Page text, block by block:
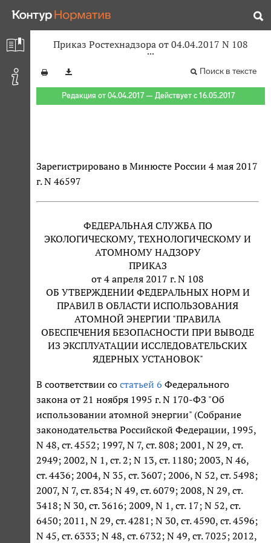
Приказ Ростехнадзора от 04.04.2017 N 108
Поиск в тексте
Редакция от 04.04.2017 — Действует с 16.05.2017
Зарегистрировано в Минюсте России 4 мая 2017
г. N 46597
ФЕДЕРАЛЬНАЯ СЛУЖБА ПО
ЭКОЛОГИЧЕСКОМУ, ТЕХНОЛОГИЧЕСКОМУ И
АТОМНОМУ НАДЗОРУ
ПРИКАЗ
от 4 апреля 2017 г. N 108
ОБ УТВЕРЖДЕНИИ ФЕДЕРАЛЬНЫХ НОРМ И
ПРАВИЛ В ОБЛАСТИ ИСПОЛЬЗОВАНИЯ
АТОМНОЙ ЭНЕРГИИ "ПРАВИЛА
ОБЕСПЕЧЕНИЯ БЕЗОПАСНОСТИ ПРИ ВЫВОДЕ
ИЗ ЭКСПЛУАТАЦИИ ИССЛЕДОВАТЕЛЬСКИХ
ЯДЕРНЫХ УСТАНОВОК"
В соответствии со статьей 6 Федерального
закона от 21 ноября 1995 г. N 170-ФЗ "Об
использовании атомной энергии" (Собрание
законодательства Российской Федерации, 1995,
N 48, ст. 4552; 1997, N 7, ст. 808; 2001, N 29, ст.
2949; 2002, N 1, ст. 2; N 13, ст. 1180; 2003, N 46,
ст. 4436; 2004, N 35, ст. 3607; 2006, N 52, ст. 5498;
2007, N 7, ст. 834; N 49, ст. 6079; 2008, N 29, ст.
3418; N 30, ст. 3616; 2009, N 1, ст. 17; N 52, ст.
6450; 2011, N 29, ст. 4281; N 30, ст. 4590, ст. 4596;
N 45, ст. 6333; N 48, ст. 6732; N 49, ст. 7025; 2012,